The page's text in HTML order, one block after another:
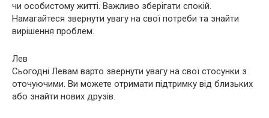
чи особистому житті. Важливо зберігати спокій.
Намагайтеся звернути увагу на свої потреби та знайти
вирішення проблем.
Лев
Сьогодні Левам варто звернути увагу на свої стосунки з
оточуючими. Ви можете отримати підтримку від близьких
або знайти нових друзів.